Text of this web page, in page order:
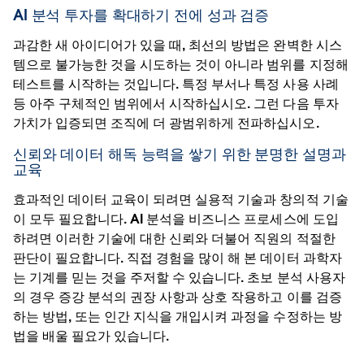
AI 분석 투자를 확대하기 전에 성과 검증
과감한 새 아이디어가 있을 때, 최선의 방법은 완벽한 시스
템으로 불가능한 것을 시도하는 것이 아니라 범위를 지정해
테스트를 시작하는 것입니다. 특정 부서나 특정 사용 사례
등 아주 구체적인 범위에서 시작하십시오. 그런 다음 투자
가치가 입증되면 조직에 더 광범위하게 전파하십시오.
신뢰와 데이터 해독 능력을 쌓기 위한 분명한 설명과
교육
효과적인 데이터 교육이 되려면 실용적 기술과 창의적 기술
이 모두 필요합니다. AI 분석을 비즈니스 프로세스에 도입
하려면 이러한 기술에 대한 신뢰와 더불어 직원의 적절한
판단이 필요합니다. 직접 경험을 많이 해 본 데이터 과학자
는 기계를 믿는 것을 주저할 수 있습니다. 초보 분석 사용자
의 경우 증강 분석의 권장 사항과 상호 작용하고 이를 검증
하는 방법, 또는 인간 지식을 개입시켜 과정을 수정하는 방
법을 배울 필요가 있습니다.